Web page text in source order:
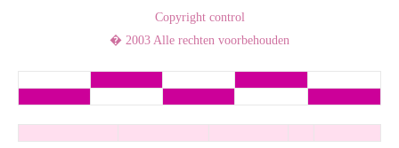
Copyright control
� 2003 Alle rechten voorbehouden